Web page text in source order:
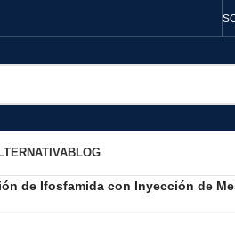
BLOG
de Ifosfamida con Inyección de